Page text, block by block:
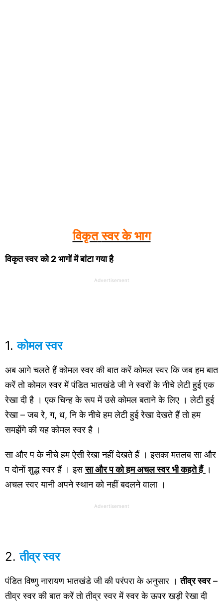
विकृत स्वर के भाग
विकृत स्वर को 2 भागों में बांटा गया है
Advertisement
1.कोमल स्वर
अब आगे चलते हैं कोमल स्वर की बात करें कोमल स्वर कि जब हम बात
करें तो कोमल स्वर में पंडित भातखंडे जी ने स्वरों के नीचे लेटी हुई एक
रेखा दी है । एक चिन्ह के रूप में उसे कोमल बताने के लिए । लेटी हुई
रेखा – जब रे, ग, ध, नि के नीचे हम लेटी हुई रेखा देखते हैं तो हम
समझेंगे की यह कोमल स्वर है ।
सा और प के नीचे हम ऐसी रेखा नहीं देखते हैं । इसका मतलब सा और
प दोनों शुद्ध स्वर हैं । इससा और प को हम अचल स्वर भी कहते हैं ।
अचल स्वर यानी अपने स्थान को नहीं बदलने वाला ।
Advertisement
2.तीव्र स्वर
पंडित विष्णु नारायण भातखंडे जी की परंपरा के अनुसार ।तीव्र स्वर–
तीव्र स्वर की बात करें तो तीव्र स्वर में स्वर के ऊपर खड़ी रेखा दी